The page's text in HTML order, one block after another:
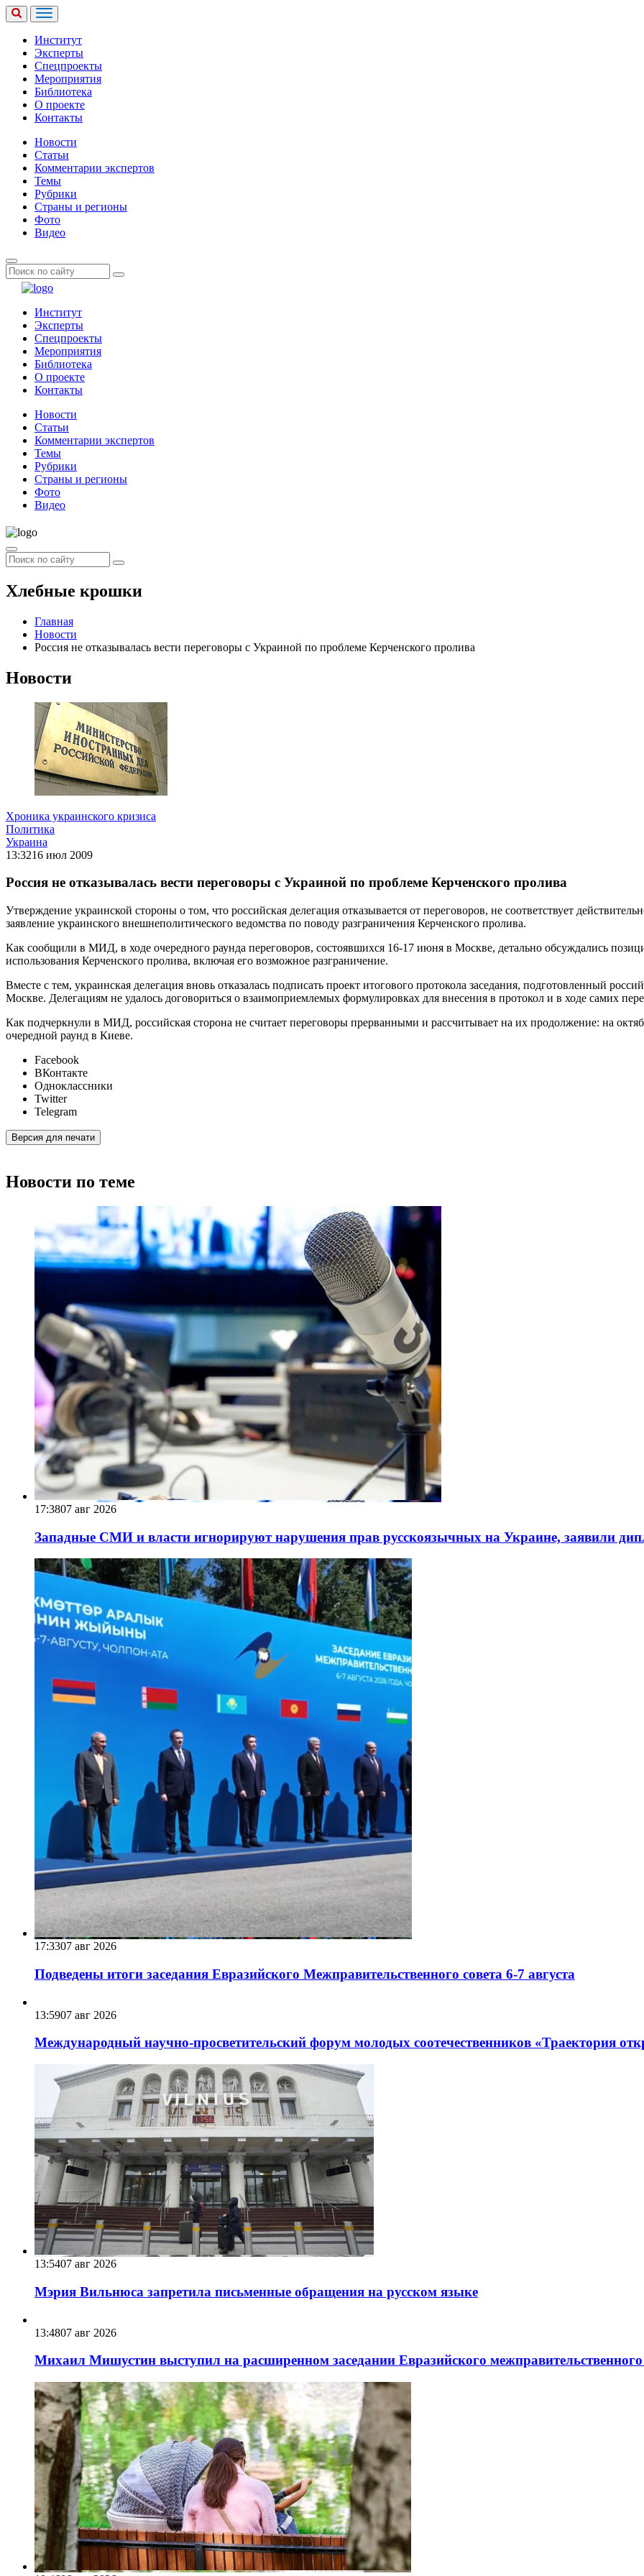
Институт
Эксперты
Спецпроекты
Мероприятия
Библиотека
О проекте
Контакты
Новости
Статьи
Комментарии экспертов
Темы
Рубрики
Страны и регионы
Фото
Видео
Институт
Эксперты
Спецпроекты
Мероприятия
Библиотека
О проекте
Контакты
Новости
Статьи
Комментарии экспертов
Темы
Рубрики
Страны и регионы
Фото
Видео
Хлебные крошки
Главная
Новости
Россия не отказывалась вести переговоры с Украиной по проблеме Керченского пролива
Новости
Хроника украинского кризиса
Политика
Украина
13:3216 июл 2009
Россия не отказывалась вести переговоры с Украиной по проблеме Керченского пролива
Утверждение украинской стороны о том, что российская делегация отказывается от переговоров, не соответствует
заявление украинского внешнеполитического ведомства по поводу разграничения Керченского пролива.
Как сообщили в МИД, в ходе очередного раунда переговоров, состоявшихся 16-17 июня в Москве, детально обсуждались
использования Керченского пролива, включая его возможное разграничение.
Вместе с тем, украинская делегация вновь отказалась подписать проект итогового протокола заседания, подготовленный
Москве. Делегациям не удалось договориться о взаимоприемлемых формулировках для внесения в протокол и в ходе самих
Как подчеркнули в МИД, российская сторона не считает переговоры прерванными и рассчитывает на их продолжение: на
очередной раунд в Киеве.
Facebook
ВКонтакте
Одноклассники
Twitter
Telegram
Версия для печати
Новости по теме
17:3807 авг 2026
Западные СМИ и власти игнорируют нарушения прав русскоязычных на Украине, заявили
17:3307 авг 2026
Подведены итоги заседания Евразийского Межправительственного совета 6-7 августа
13:5907 авг 2026
Международный научно-просветительский форум молодых соотечественников «Траектория
13:5407 авг 2026
Мэрия Вильнюса запретила письменные обращения на русском языке
13:4807 авг 2026
Михаил Мишустин выступил на расширенном заседании Евразийского